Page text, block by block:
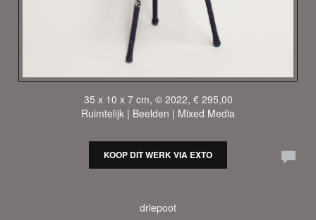
35 x 10 x 7 cm, © 2022, € 295,00
Ruimtelijk | Beelden | Mixed Media
KOOP DIT WERK VIA EXTO
driepoot